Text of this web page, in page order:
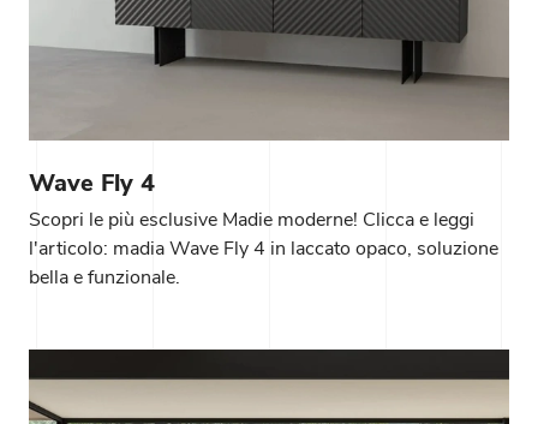
Wave Fly 4
Scopri le più esclusive Madie moderne! Clicca e leggi
l'articolo: madia Wave Fly 4 in laccato opaco, soluzione
bella e funzionale.